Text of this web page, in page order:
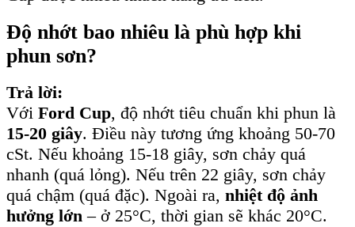
Độ nhớt bao nhiêu là phù hợp khi
phun sơn?
Trả lời:
Với Ford Cup, độ nhớt tiêu chuẩn khi phun là
15-20 giây. Điều này tương ứng khoảng 50-70
cSt. Nếu khoảng 15-18 giây, sơn chảy quá
nhanh (quá lỏng). Nếu trên 22 giây, sơn chảy
quá chậm (quá đặc). Ngoài ra, nhiệt độ ảnh
hưởng lớn – ở 25°C, thời gian sẽ khác 20°C.